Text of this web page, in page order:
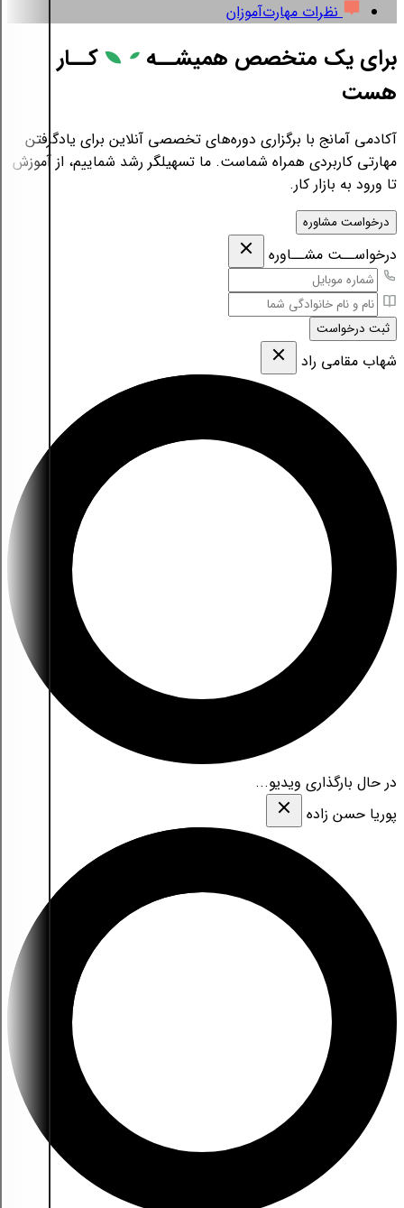
نظرات مهارت‌آموزان
برای یک متخصص همیشــه
کــار
هست
آکادمی آمانج با برگزاری دوره‌های تخصصی آنلاین برای یادگرفتن
مهارتی کاربردی همراه شماست. ما تسهیلگر رشد شماییم، از آموزش
تا ورود به بازار کار.
درخواست مشاوره
درخواســت مشــاوره
ثبت درخواست
شهاب مقامی‌ راد
در حال بارگذاری ویدیو...
پوریا حسن زاده